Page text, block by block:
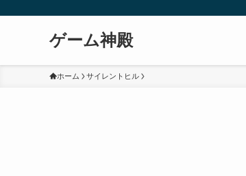
ゲーム神殿
ホーム サイレントヒル